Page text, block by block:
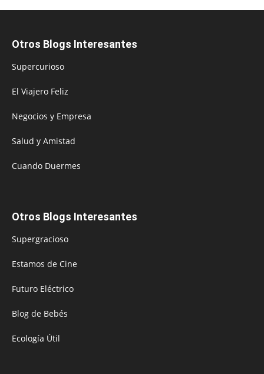
Otros Blogs Interesantes
Supercurioso
El Viajero Feliz
Negocios y Empresa
Salud y Amistad
Cuando Duermes
Otros Blogs Interesantes
Supergracioso
Estamos de Cine
Futuro Eléctrico
Blog de Bebés
Ecología Útil